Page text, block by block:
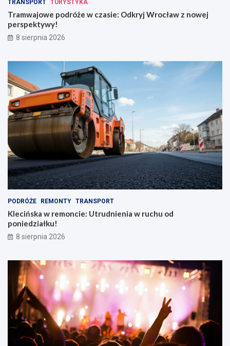
r
a
d
n
y
m
p
l
e
c
a
k
e
m
p
e
e
k
t
y
w
y
!
TRANSPORT TURYSTYKA
Tramwajowe podróże w czasie: Odkryj Wrocław z nowej
perspektywy!
8 sierpnia 2026
PODRÓŻE REMONTY TRANSPORT
Klecińska w remoncie: Utrudnienia w ruchu od
poniedziałku!
8 sierpnia 2026